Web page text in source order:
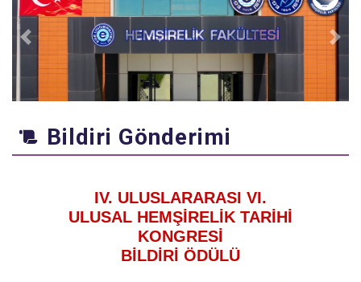
Previous Next
Bildiri Gönderimi
IV. ULUSLARARASI VI.
ULUSAL HEMŞİRELİK TARİHİ
KONGRESİ
BİLDİRİ ÖDÜLÜ